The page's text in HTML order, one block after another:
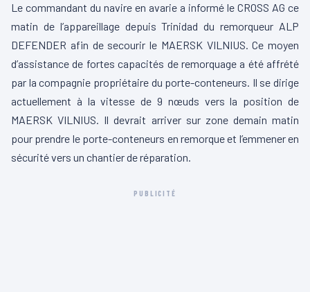
Le commandant du navire en avarie a informé le CROSS AG ce
matin de l’appareillage depuis Trinidad du remorqueur ALP
DEFENDER afin de secourir le MAERSK VILNIUS. Ce moyen
d’assistance de fortes capacités de remorquage a été affrété
par la compagnie propriétaire du porte-conteneurs. Il se dirige
actuellement à la vitesse de 9 nœuds vers la position de
MAERSK VILNIUS. Il devrait arriver sur zone demain matin
pour prendre le porte-conteneurs en remorque et l’emmener en
sécurité vers un chantier de réparation.
PUBLICITÉ